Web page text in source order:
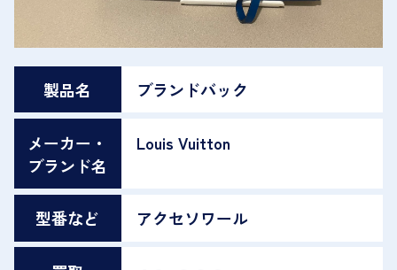
製品名 ブランドバック
メーカー・
ブランド名
Louis Vuitton
型番など アクセソワール